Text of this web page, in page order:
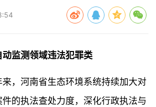
监测领域违法犯罪类
来，河南省生态环境系统持续加大对
的执法查处力度，深化行政执法与